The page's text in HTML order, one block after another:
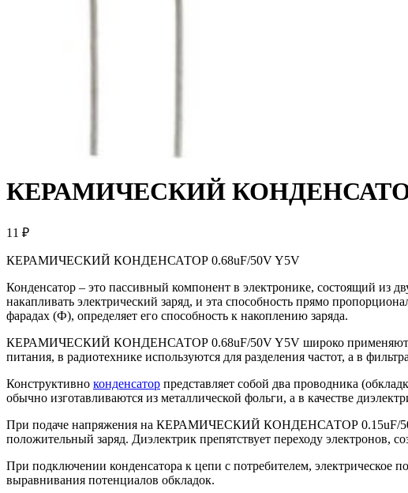
КЕРАМИЧЕСКИЙ КОНДЕНСАТОР
11 ₽
КЕРАМИЧЕСКИЙ КОНДЕНСАТОР 0.68uF/50V Y5V
Конденсатор – это пассивный компонент в электронике, состоящий из
накапливать электрический заряд, и эта способность прямо
фарадах (Ф), определяет его способность к накоплению заряда.
КЕРАМИЧЕСКИЙ КОНДЕНСАТОР 0.68uF/50V Y5V широко применяются в
питания, в радиотехнике используются для разделения частот, а в
Конструктивно конденсатор представляет собой два проводника
обычно изготавливаются из металлической фольги, а в качестве
При подаче напряжения на КЕРАМИЧЕСКИЙ КОНДЕНСАТОР 0.15uF/50V
положительный заряд. Диэлектрик препятствует переходу электронов,
При подключении конденсатора к цепи с потребителем, электрическое
выравнивания потенциалов обкладок.